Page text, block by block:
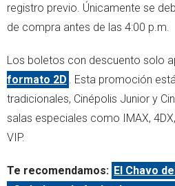
registro previo. Únicamente se
de compra antes de las 4:00 p.m.
Los boletos con descuento solo
formato 2D . Esta promoción
tradicionales, Cinépolis Junior y
salas especiales como IMAX,
VIP.
Te recomendamos: El Chavo